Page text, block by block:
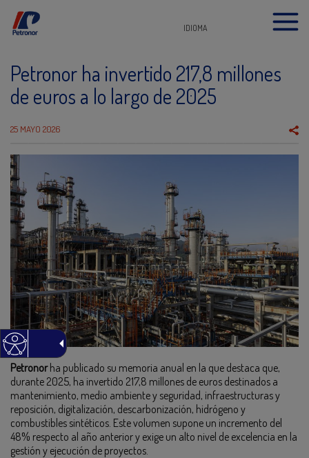
IDIOMA
Petronor ha invertido 217,8 millones
de euros a lo largo de 2025
25 MAYO 2026
Petronorha publicado su memoria anual en la que destaca que,
durante 2025, ha invertido 217,8 millones de euros destinados a
mantenimiento, medio ambiente y seguridad, infraestructuras y
reposición, digitalización, descarbonización, hidrógeno y
combustibles sintéticos. Este volumen supone un incremento del
48% respecto al año anterior y exige un alto nivel de excelencia en la
gestión y ejecución de proyectos.